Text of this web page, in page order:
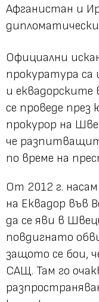
Афганистан и
Официални
прокуратура
и
се проведе
прокурор на
че
по време на
От 2012 г.
на Еквадор във
да се яви в
повдигнато
защото се бои,
САЩ. Там го